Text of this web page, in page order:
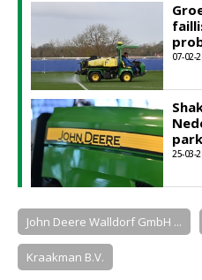
07-02-
25-03-
John Deere Walldorf GmbH ...
Kraakman B.V.